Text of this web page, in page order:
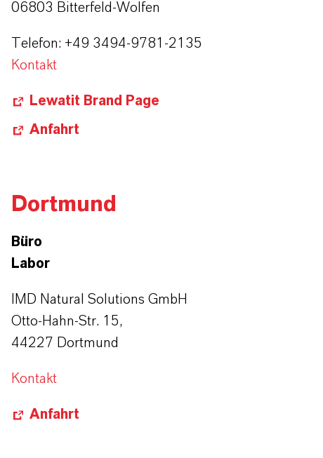
06803 Bitterfeld-Wolfen
Telefon: +49 3494-9781-2135
Kontakt
Lewatit Brand Page
Anfahrt
Dortmund
Büro
Labor
IMD Natural Solutions GmbH
Otto-Hahn-Str. 15,
44227 Dortmund
Kontakt
Anfahrt